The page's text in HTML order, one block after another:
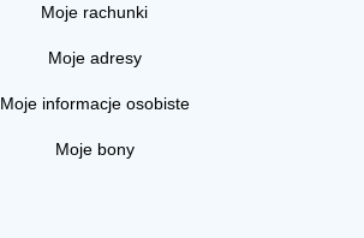
Moje rachunki
Moje adresy
Moje informacje osobiste
Moje bony